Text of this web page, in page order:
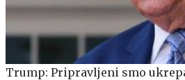
Trump: Pripravljeni smo